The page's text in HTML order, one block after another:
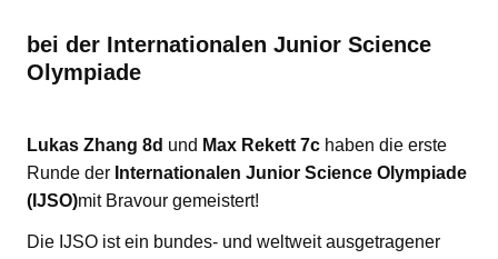
bei der Internationalen Junior Science
Olympiade
Lukas Zhang 8d und Max Rekett 7c haben die erste
Runde der Internationalen Junior Science Olympiade
(IJSO)mit Bravour gemeistert!
Die IJSO ist ein bundes- und weltweit ausgetragener